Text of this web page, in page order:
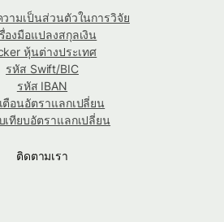
ามเป็นส่วนตัวในการวิจัย
องมือแปลงสกุลเงิน
หุ้นต่างประเทศ
รหัส Swift/BIC
รหัส IBAN
ตือนอัตราแลกเปลี่ยน
เทียบอัตราแลกเปลี่ยน
ติดตามเรา